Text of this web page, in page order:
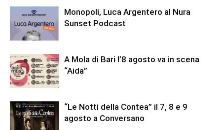
Monopoli, Luca Argentero al Nura
Sunset Podcast
A Mola di Bari l’8 agosto va in scena
“Aida”
“Le Notti della Contea” il 7, 8 e 9
agosto a Conversano